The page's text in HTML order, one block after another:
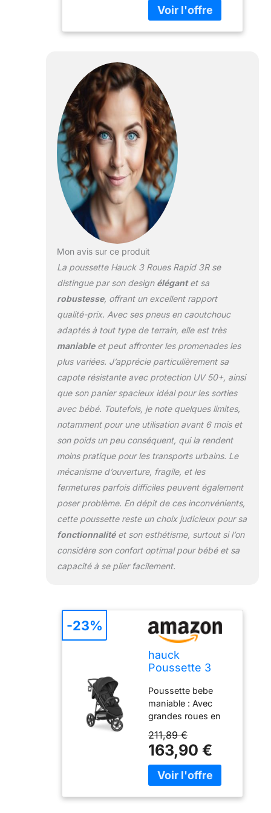
tous les terrains, de
Rapid 3R se plie
d’une seule main
(88 x 61 x 39 cm)
et se range
facilement à la
maison ou dans la
voiture ; avec porte-
gobelet et grand
panier Sécurité
maximale :
Poussette
compacte avec
harnais 5 points ;
avec fermeture
éclair, protection
solaire UPF 50+ et
fenêtre en maille
pour une bonne
circulation de l’air
Position Allongée
Confortable : Pour
les siestes, le
dossier (119° - 172°)
et le repose-pieds
sont réglables à plat
pour un maximum
de confort à tout
poussette pliable
Guidon Réglable en
Hauteur : Poussette
hauck 3 roues
les tailles grâce au
guidon inclinable
ajustable sur six
positions (75 à 110
Mon avis sur ce produit
La poussette Hauck 3 Roues Rapid 3R se
distingue par son design élégantet sa
robustesse, offrant un excellent rapport
qualité-prix. Avec ses pneus en caoutchouc
adaptés à tout type de terrain, elle est très
maniableet peut affronter les promenades les
plus variées. J’apprécie particulièrement sa
capote résistante avec protection UV 50+, ainsi
que son panier spacieux idéal pour les sorties
avec bébé. Toutefois, je note quelques limites,
notamment pour une utilisation avant 6 mois et
son poids un peu conséquent, qui la rendent
moins pratique pour les transports urbains. Le
mécanisme d’ouverture, fragile, et les
fermetures parfois difficiles peuvent également
poser problème. En dépit de ces inconvénients,
cette poussette reste un choix judicieux pour sa
fonctionnalitéet son esthétisme, surtout si l’on
considère son confort optimal pour bébé et sa
capacité à se plier facilement.
hauck
Poussette 3
3R, Pneus
Caoutchouc,
Pliage une
Main, Black
Poussette bebe
maniable : Avec
grandes roues en
suspension arrière
pour un confort
optimal sur presque
tous les terrains, de
211,89 €
163,90 €
-23%